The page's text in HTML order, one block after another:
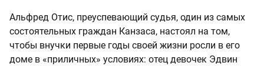
Альфред Отис, преуспевающий судья, один из самых
состоятельных граждан Канзаса, настоял на том,
чтобы внучки первые годы своей жизни росли в его
доме в «приличных» условиях: отец девочек Эдвин